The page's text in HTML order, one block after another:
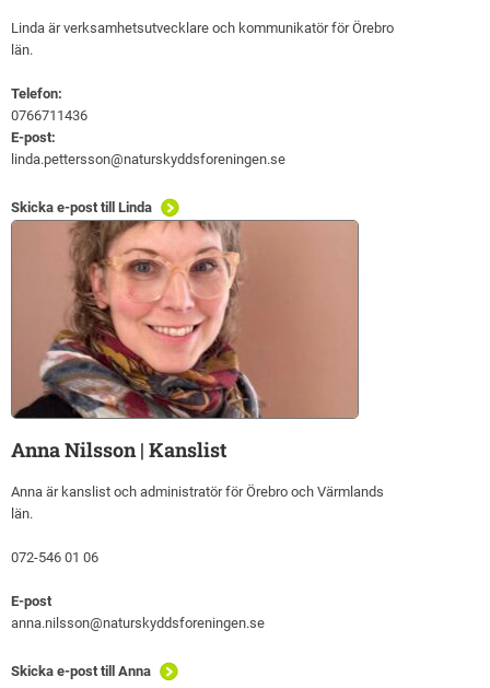
Linda är verksamhetsutvecklare och kommunikatör för Örebro
län.
Telefon:
0766711436
E-post:
linda.pettersson@naturskyddsforeningen.se
Skicka e-post till Linda
Anna Nilsson | Kanslist
Anna är kanslist och administratör för Örebro och Värmlands
län.
072-546 01 06
E-post
anna.nilsson@naturskyddsforeningen.se
Skicka e-post till Anna